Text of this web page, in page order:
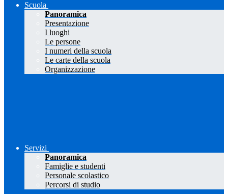
Scuola
Panoramica
Presentazione
I luoghi
Le persone
I numeri della scuola
Le carte della scuola
Organizzazione
Servizi
Panoramica
Famiglie e studenti
Personale scolastico
Percorsi di studio